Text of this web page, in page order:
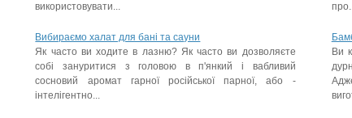
використовувати...
Вибираємо халат для бані та сауни
Як часто ви ходите в лазню? Як часто ви дозволяєте
собі зануритися з головою в п'янкий і вабливий
сосновий аромат гарної російської парної, або -
інтелігентно...
Ви